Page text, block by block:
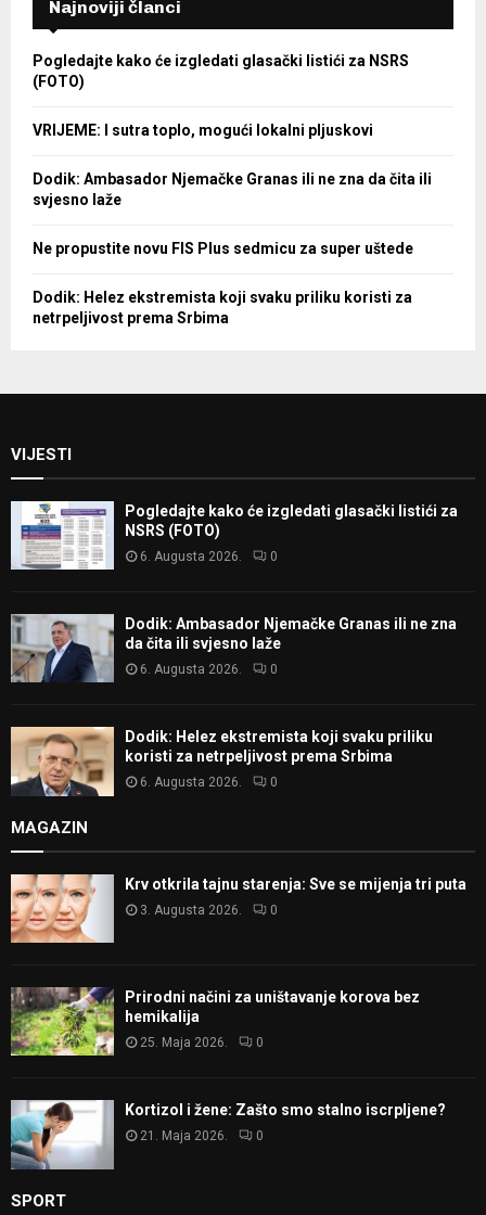
Najnoviji članci
Pogledajte kako će izgledati glasački listići za NSRS
(FOTO)
VRIJEME: I sutra toplo, mogući lokalni pljuskovi
Dodik: Ambasador Njemačke Granas ili ne zna da čita ili
svjesno laže
Ne propustite novu FIS Plus sedmicu za super uštede
Dodik: Helez ekstremista koji svaku priliku koristi za
netrpeljivost prema Srbima
VIJESTI
Pogledajte kako će izgledati glasački listići za
NSRS (FOTO)
6. Augusta 2026. 0
Dodik: Ambasador Njemačke Granas ili ne zna
da čita ili svjesno laže
6. Augusta 2026. 0
Dodik: Helez ekstremista koji svaku priliku
koristi za netrpeljivost prema Srbima
6. Augusta 2026. 0
MAGAZIN
Krv otkrila tajnu starenja: Sve se mijenja tri puta
3. Augusta 2026. 0
Prirodni načini za uništavanje korova bez
hemikalija
25. Maja 2026. 0
Kortizol i žene: Zašto smo stalno iscrpljene?
21. Maja 2026. 0
SPORT